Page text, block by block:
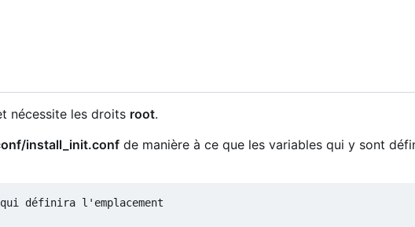
nécessite les droits root.
install_init.conf de manière à ce que les variables qui y sont